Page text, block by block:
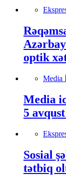
optik
Media
Media
5
Sosial
tətbiq